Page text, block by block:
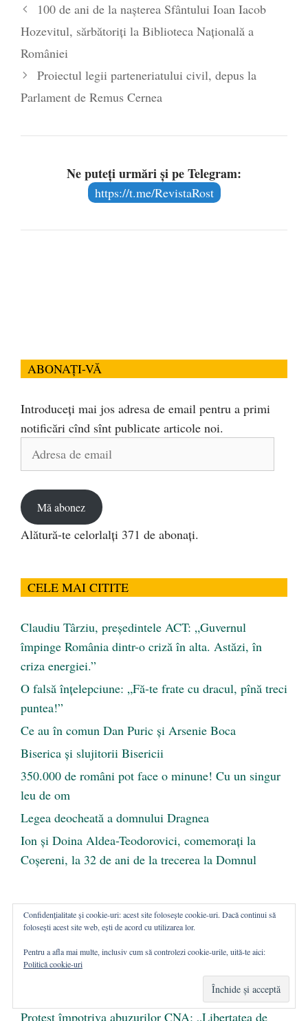
COVID-19 – analiză şi explicaţii - 16 iulie
2020
100 de ani de la naşterea Sfântului Ioan Iacob
Hozevitul, sărbătoriţi la Biblioteca Naţională a
României
Proiectul legii parteneriatului civil, depus la
Parlament de Remus Cernea
Ne puteți urmări și pe Telegram:
https://t.me/RevistaRost
ABONAȚI-VĂ
Introduceți mai jos adresa de email pentru a primi
notificări cînd sînt publicate articole noi.
Adresa
Mă abonez
Alătură-te celorlalți 371 de abonați.
CELE MAI CITITE
Claudiu Târziu, președintele ACT: „Guvernul
împinge România dintr-o criză în alta. Astăzi, în
criza energiei.”
O falsă înțelepciune: „Fă-te frate cu dracul, pînă treci
puntea!”
Ce au în comun Dan Puric şi Arsenie Boca
Biserica și slujitorii Bisericii
350.000 de români pot face o minune! Cu un singur
leu de om
Legea deocheată a domnului Dragnea
Ion și Doina Aldea-Teodorovici, comemorați la
Coșereni, la 32 de ani de la trecerea la Domnul
ULTIMA REPRIZĂ
Claudiu Târziu, președintele ACT: „Guvernul
împinge România dintr-o criză în alta. Astăzi, în
Protest împotriva abuzurilor CNA: „Libertatea de
Confidențialitate și cookie-uri: acest site folosește cookie-uri. Dacă continui să
folosești acest site web, ești de acord cu utilizarea lor.
Pentru a afla mai multe, inclusiv cum să controlezi cookie-urile, uită-te aici:
Politică cookie-uri